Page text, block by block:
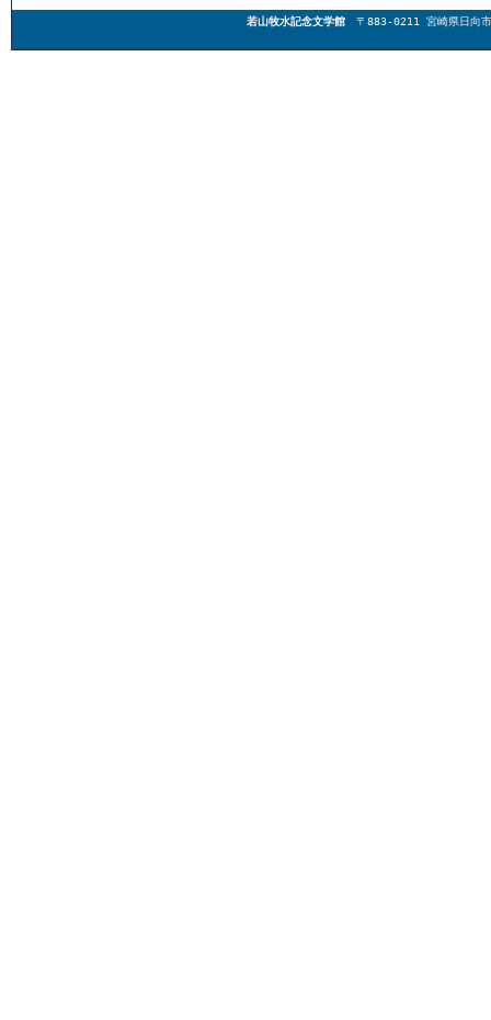
若山牧水記念文学館 〒883-0211 宮崎県日向